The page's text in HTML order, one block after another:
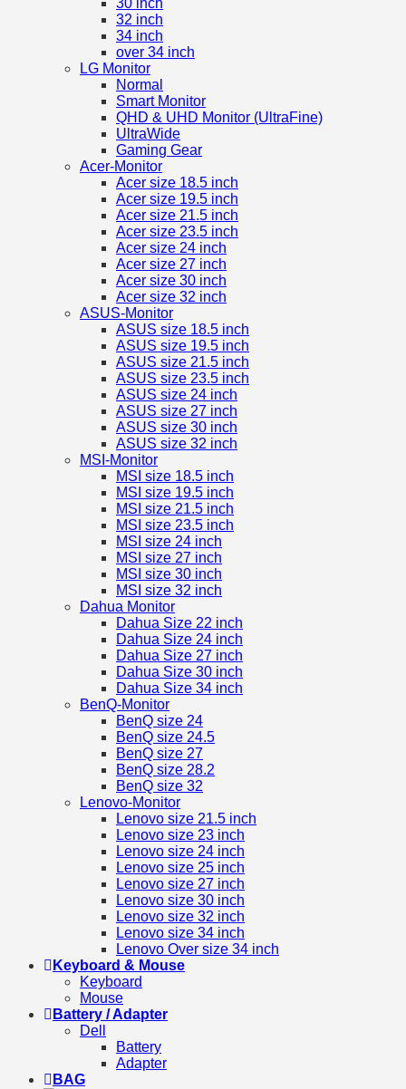
30 inch
32 inch
34 inch
over 34 inch
LG Monitor
Normal
Smart Monitor
QHD & UHD Monitor (UltraFine)
UltraWide
Gaming Gear
Acer-Monitor
Acer size 18.5 inch
Acer size 19.5 inch
Acer size 21.5 inch
Acer size 23.5 inch
Acer size 24 inch
Acer size 27 inch
Acer size 30 inch
Acer size 32 inch
ASUS-Monitor
ASUS size 18.5 inch
ASUS size 19.5 inch
ASUS size 21.5 inch
ASUS size 23.5 inch
ASUS size 24 inch
ASUS size 27 inch
ASUS size 30 inch
ASUS size 32 inch
MSI-Monitor
MSI size 18.5 inch
MSI size 19.5 inch
MSI size 21.5 inch
MSI size 23.5 inch
MSI size 24 inch
MSI size 27 inch
MSI size 30 inch
MSI size 32 inch
Dahua Monitor
Dahua Size 22 inch
Dahua Size 24 inch
Dahua Size 27 inch
Dahua Size 30 inch
Dahua Size 34 inch
BenQ-Monitor
BenQ size 24
BenQ size 24.5
BenQ size 27
BenQ size 28.2
BenQ size 32
Lenovo-Monitor
Lenovo size 21.5 inch
Lenovo size 23 inch
Lenovo size 24 inch
Lenovo size 25 inch
Lenovo size 27 inch
Lenovo size 30 inch
Lenovo size 32 inch
Lenovo size 34 inch
Lenovo Over size 34 inch
Keyboard & Mouse
Keyboard
Mouse
Battery / Adapter
Dell
Battery
Adapter
BAG